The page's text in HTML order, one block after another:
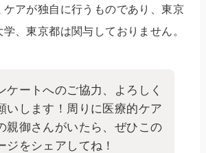
アが独自に行うものであり、東京
、東京都は関与しておりません。
ケートへのご協力、よろしく
いします！周りに医療的ケア
親御さんがいたら、ぜひこの
ジをシェアしてね！